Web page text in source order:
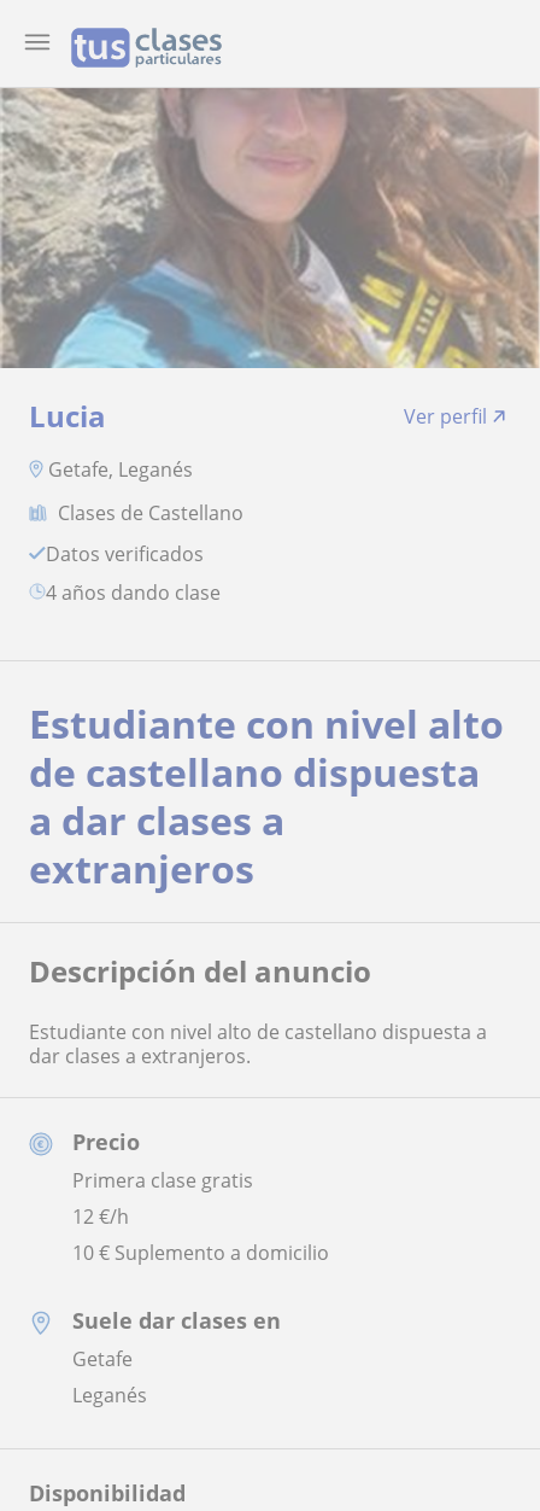
Lucia
Ver perfil
Getafe, Leganés
Clases de Castellano
Datos verificados
4 años dando clase
Precio
Primera clase gratis
12€/h
10 € Suplemento a domicilio
Suele dar clases en
Getafe
Leganés
Disponibilidad
Estudiante con nivel alto
de castellano dispuesta
a dar clases a
extranjeros
Descripción del anuncio
Estudiante con nivel alto de castellano dispuesta a
dar clases a extranjeros.